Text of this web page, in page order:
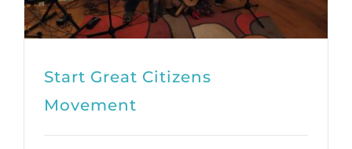
Start Great Citizens
Movement